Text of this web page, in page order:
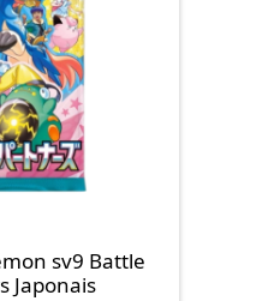
sv9 Battle
Japonais